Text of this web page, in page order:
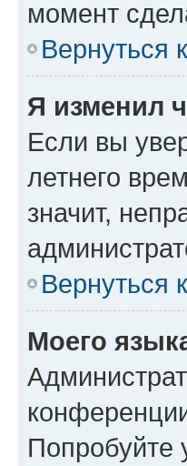
момент
Вернуться
Я изменил
Если вы
летнего
значит,
Вернуться
Моего
Попробуйте